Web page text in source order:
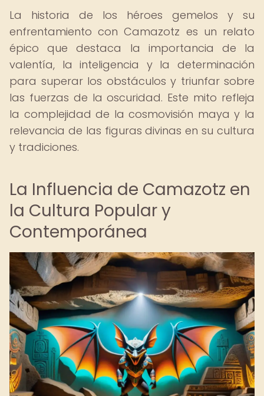
La historia de los héroes gemelos y su
enfrentamiento con Camazotz es un relato
épico que destaca la importancia de la
valentía, la inteligencia y la determinación
para superar los obstáculos y triunfar sobre
las fuerzas de la oscuridad. Este mito refleja
la complejidad de la cosmovisión maya y la
relevancia de las figuras divinas en su cultura
y tradiciones.
La Influencia de Camazotz en
la Cultura Popular y
Contemporánea